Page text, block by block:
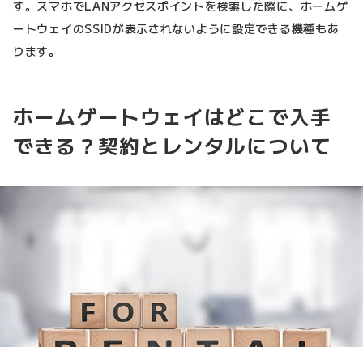
す。スマホでLANアクセスポイントを検索した際に、ホームゲ
ートウェイのSSIDが表示されないように設定できる機種もあ
ります。
ホームゲートウェイはどこで入手
できる？契約とレンタルについて